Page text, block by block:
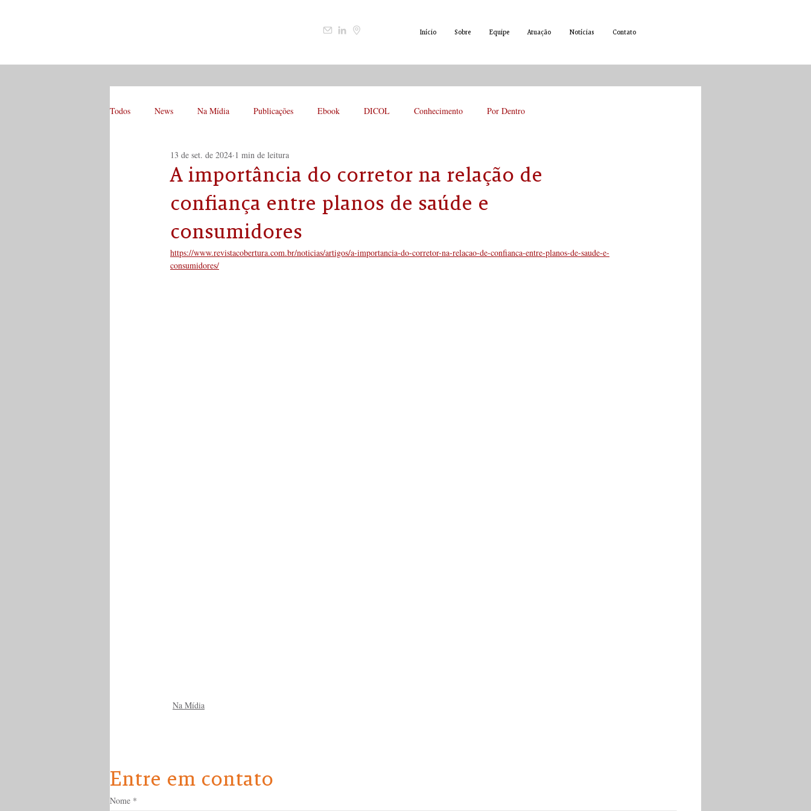
Início Sobre Equipe Atuação Notícias Contato
Todos News Na Mídia Publicações Ebook DICOL Conhecimento Por Dentro
A importância do corretor na relação de
confiança entre planos de saúde e
consumidores
13 de set. de 2024 1 min de leitura
https://www.revistacobertura.com.br/noticias/artigos/a-importancia-do-corretor-na-relacao-de-confianca-entre-planos-de-saude-e-
consumidores/
Na Mídia
Entre em contato
Nome *